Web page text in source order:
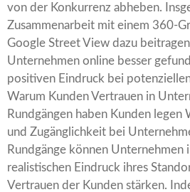
von der Konkurrenz abheben.
Zusammenarbeit mit einem 360-
Google Street View dazu
Unternehmen online besser
positiven Eindruck bei
Warum Kunden Vertrauen in
Rundgängen haben Kunden legen
und Zugänglichkeit bei
Rundgänge können Unternehmen
realistischen Eindruck ihres
Vertrauen der Kunden stärken.